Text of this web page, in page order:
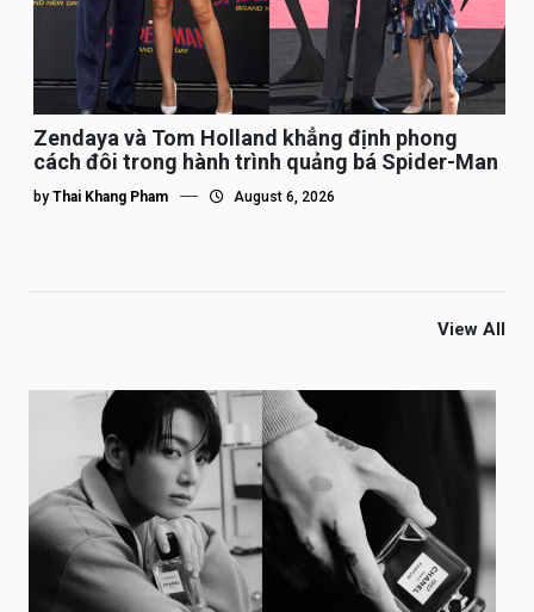
Zendaya và Tom Holland khẳng định phong
cách đôi trong hành trình quảng bá Spider-Man
by Thai Khang Pham August 6, 2026
View All